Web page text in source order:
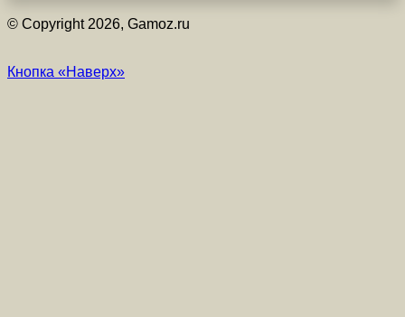
© Copyright 2026, Gamoz.ru
Кнопка «Наверх»